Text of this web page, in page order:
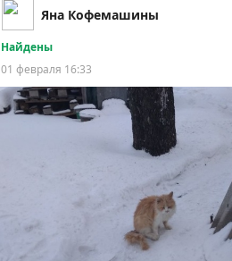
Яна Кофемашины
Найдены
01 февраля 16:33